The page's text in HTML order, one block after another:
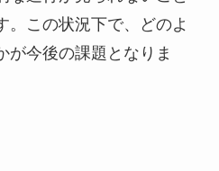
。この状況下で、どのよ
が今後の課題となりま